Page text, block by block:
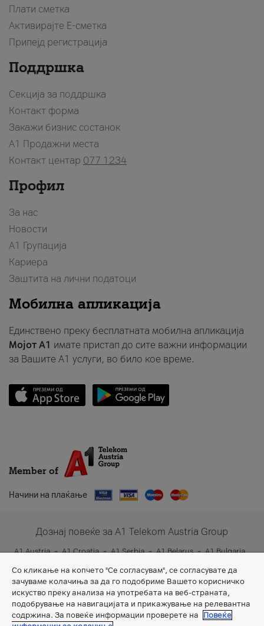
Плати сметка
Активирајте Е-сметка
Припејд регистрација
Поддршка
Секција за поддршка
Контакт форма
Закажи бизнис состанок
A1 Продажни места
Контакт центар 077 1234
Профил
За нас
Новости
А1 Групација
Кариера
Заштита на лични податоци
Мобилна апликација
Единствено преку бесплатната мобилна апликација
Мојот A1 имате пристап до сите важни информации
за Вашите A1 услуги, во било кое време.
Member of
Начини на плаќање
Дознај повеќе за A1 Telekom Austria Group
A1 Austria A1 Croatia A1 Serbia A1 Belarus
A1 Bulgaria
Со кликање на копчето "Се согласувам", се согласувате да
зачуваме колачиња за да го подобриме Вашето корисничко
искуство преку анализа на употребата на веб-страната,
подобрување на навигацијата и прикажување на релевантна
содржина. За повеќе информации проверете на
Повеќе